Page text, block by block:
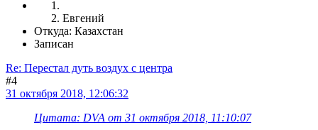
Евгений
Откуда: Казахстан
Записан
Re: Перестал дуть воздух с центра
#4
31 октября 2018, 12:06:32
Цитата: DVA от 31 октября 2018, 11:10:07